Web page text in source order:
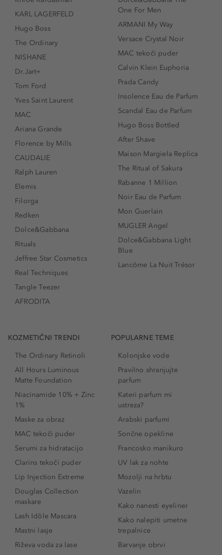
KARL LAGERFELD
Hugo Boss
The Ordinary
NISHANE
Dr.Jart+
Tom Ford
Yves Saint Laurent
MAC
Ariana Grande
Florence by Mills
CAUDALIE
Ralph Lauren
Elemis
Filorga
Redken
Dolce&Gabbana
Rituals
Jeffree Star Cosmetics
Real Techniques
Tangle Teezer
AFRODITA
One For Men
ARMANI My Way
Versace Crystal Noir
MAC tekoči puder
Calvin Klein Euphoria
Prada Candy
Insolence Eau de Parfum
Scandal Eau de Parfum
Hugo Boss Bottled
After Shave
Maison Margiela Replica
The Ritual of Sakura
Rabanne 1 Million
Noir Eau de Parfum
Mon Guerlain
MUGLER Angel
Dolce&Gabbana Light
Blue
Lancôme La Nuit Trésor
KOZMETIČNI TRENDI
The Ordinary Retinoli
All Hours Luminous
Matte Foundation
Niacinamide 10% + Zinc
1%
Maske za obraz
MAC tekoči puder
Serumi za hidratacijo
Clarins tekoči puder
Lip Injection Extreme
Douglas Collection
maskare
Lash Idôle Mascara
Mastni lasje
Riževa voda za lase
POPULARNE TEME
Kolonjske vode
Pravilno shranjujte
parfum
Kateri parfum mi
ustreza?
Arabski parfumi
Sončne opekline
Francosko manikuro
UV lak za nohte
Mozolji na hrbtu
Vazelin
Kako nanesti eyeliner
Kako nalepiti umetne
trepalnice
Barvanje obrvi